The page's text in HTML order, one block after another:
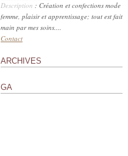
Description : Création et confections mode
femme, plaisir et apprentissage; tout est fait
main par mes soins....
Contact
ARCHIVES
GA